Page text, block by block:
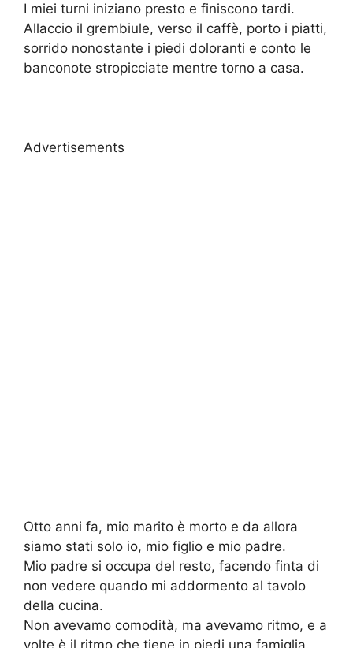
I miei turni iniziano presto e finiscono tardi.
Allaccio il grembiule, verso il caffè, porto i piatti,
sorrido nonostante i piedi doloranti e conto le
banconote stropicciate mentre torno a casa.
Advertisements
Otto anni fa, mio marito è morto e da allora
siamo stati solo io, mio figlio e mio padre.
Mio padre si occupa del resto, facendo finta di
non vedere quando mi addormento al tavolo
della cucina.
Non avevamo comodità, ma avevamo ritmo, e a